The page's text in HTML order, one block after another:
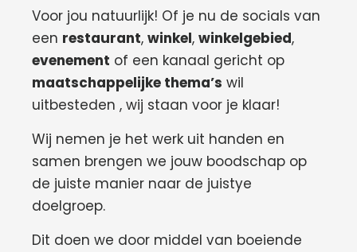
Voor jou natuurlijk! Of je nu de socials van
een restaurant, winkel, winkelgebied,
evenement of een kanaal gericht op
maatschappelijke thema’s wil
uitbesteden , wij staan voor je klaar!
Wij nemen je het werk uit handen en
samen brengen we jouw boodschap op
de juiste manier naar de juistye
doelgroep.
Dit doen we door middel van boeiende